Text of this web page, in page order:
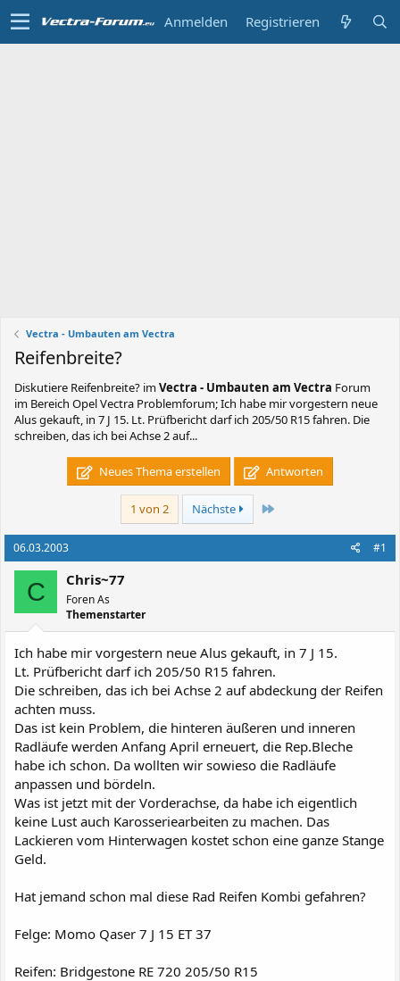
Anmelden Registrieren
Vectra - Umbauten am Vectra
Reifenbreite?
Diskutiere Reifenbreite? imVectra - Umbauten am Vectra Forum
im Bereich Opel Vectra Problemforum; Ich habe mir vorgestern neue
Alus gekauft, in 7 J 15. Lt. Prüfbericht darf ich 205/50 R15 fahren. Die
schreiben, das ich bei Achse 2 auf...
Neues Thema erstellen Antworten
1 von 2 Nächste Letzte
06.03.2003 #1
C Chris~77
Foren As
Themenstarter
Ich habe mir vorgestern neue Alus gekauft, in 7 J 15.
Lt. Prüfbericht darf ich 205/50 R15 fahren.
Die schreiben, das ich bei Achse 2 auf abdeckung der Reifen
achten muss.
Das ist kein Problem, die hinteren äußeren und inneren
Radläufe werden Anfang April erneuert, die Rep.Bleche
habe ich schon. Da wollten wir sowieso die Radläufe
anpassen und bördeln.
Was ist jetzt mit der Vorderachse, da habe ich eigentlich
keine Lust auch Karosseriearbeiten zu machen. Das
Lackieren vom Hinterwagen kostet schon eine ganze Stange
Geld.
Hat jemand schon mal diese Rad Reifen Kombi gefahren?
Felge: Momo Qaser 7 J 15 ET 37
Reifen: Bridgestone RE 720 205/50 R15